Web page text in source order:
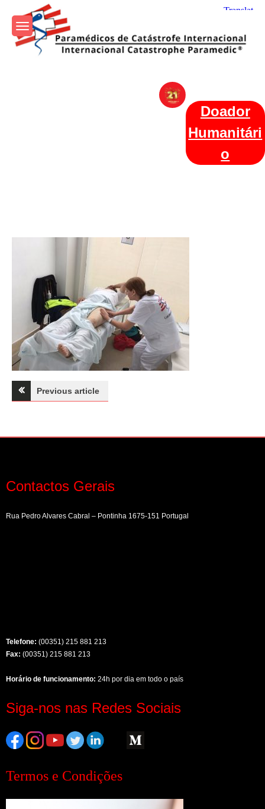
content
Internacional
Doador
Humanitári
o
Navegação
artigos
Previous article
Contactos Gerais
Rua Pedro Alvares Cabral – Pontinha 1675-151 Portugal
Telefone: (00351) 215 881 213
Fax: (00351) 215 881 213
Horário de funcionamento: 24h por dia em todo o país
Siga-nos nas Redes Sociais
Termos e Condições